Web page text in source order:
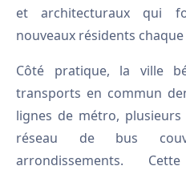
et architecturaux qui
nouveaux résidents chaque
Côté pratique, la ville
transports en commun
lignes de métro,
réseau de bus
arrondissements.